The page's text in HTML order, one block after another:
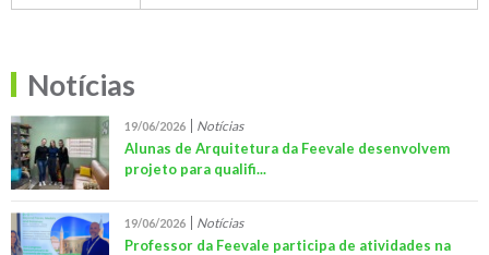
Notícias
19/06/2026 Notícias
Alunas de Arquitetura da Feevale desenvolvem
projeto para qualifi...
19/06/2026 Notícias
Professor da Feevale participa de atividades na